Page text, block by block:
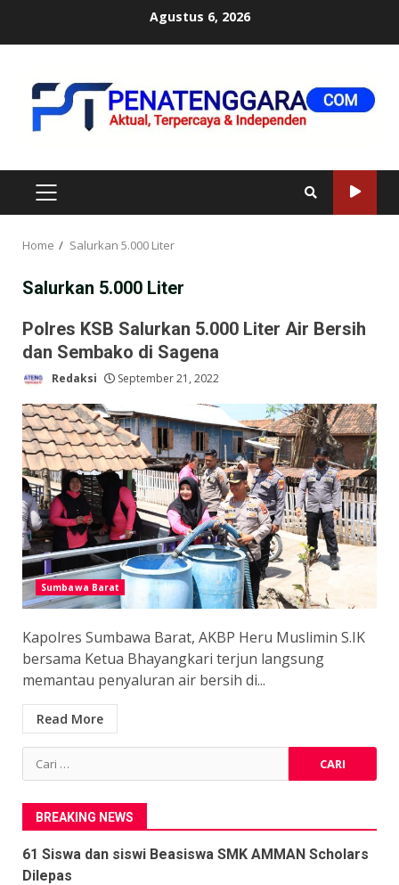
Agustus 6, 2026
PRIMARY
MENU
Home Salurkan 5.000 Liter
Salurkan 5.000 Liter
Polres KSB Salurkan 5.000 Liter Air Bersih
dan Sembako di Sagena
Redaksi September 21, 2022
Sumbawa Barat
Kapolres Sumbawa Barat, AKBP Heru Muslimin S.IK
bersama Ketua Bhayangkari terjun langsung
memantau penyaluran air bersih di...
Read More
Cari
untuk:
BREAKING NEWS
61 Siswa dan siswi Beasiswa SMK AMMAN Scholars
Dilepas